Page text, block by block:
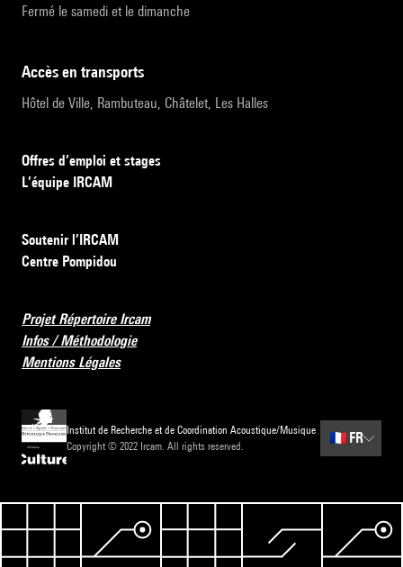
Fermé le samedi et le dimanche
accès en transports
Hôtel de Ville, Rambuteau, Châtelet, Les Halles
Offres d’emploi et stages
L’équipe IRCAM
Soutenir l’IRCAM
Centre Pompidou
Projet Répertoire Ircam
Infos / Méthodologie
Mentions Légales
Institut de Recherche et de Coordination Acoustique/Musique
Copyright © 2022 Ircam. All rights reserved.
🇫🇷 FR